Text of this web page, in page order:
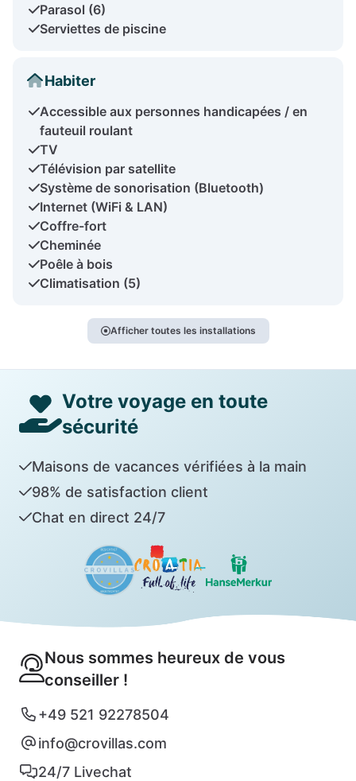
Parasol (6)
Serviettes de piscine
Habiter
Accessible aux personnes handicapées / en
fauteuil roulant
TV
Télévision par satellite
Système de sonorisation (Bluetooth)
Internet (WiFi & LAN)
Coffre-fort
Cheminée
Poêle à bois
Climatisation (5)
Afficher toutes les installations
Votre voyage en toute
sécurité
Maisons de vacances vérifiées à la main
98% de satisfaction client
Chat en direct 24/7
Nous sommes heureux de vous
conseiller !
+49 521 92278504
info@crovillas.com
24/7 Livechat